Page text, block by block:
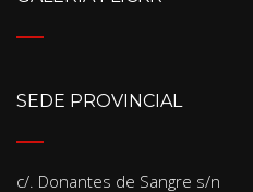
SEDE PROVINCIAL
c/. Donantes de Sangre s/n